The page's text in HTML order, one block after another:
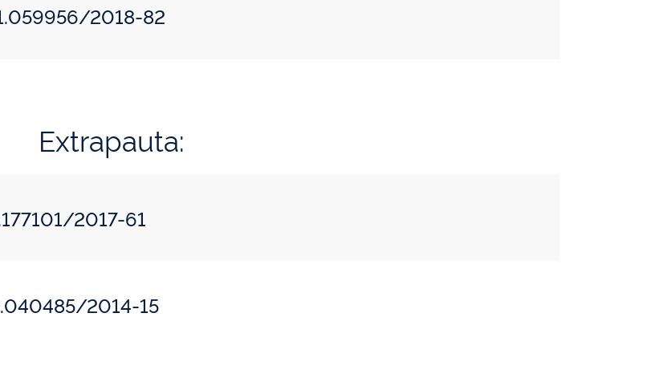
2018-82
Extrapauta:
2017-61
2014-15